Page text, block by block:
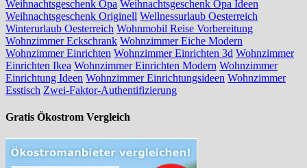
Weihnachtsgeschenk Opa Weihnachtsgeschenk Opa Ideen
Weihnachtsgeschenk Originell Wellnessurlaub Oesterreich
Winterurlaub Oesterreich Wohnmobil Reise Vorbereitung
Wohnzimmer Eckschrank Wohnzimmer Eiche Modern
Wohnzimmer Einrichten Wohnzimmer Einrichten 3d Wohnzimmer
Einrichten Ikea Wohnzimmer Einrichten Modern Wohnzimmer
Einrichtung Ideen Wohnzimmer Einrichtungsideen Wohnzimmer
Esstisch Zwei-Faktor-Authentifizierung
Gratis Ökostrom Vergleich